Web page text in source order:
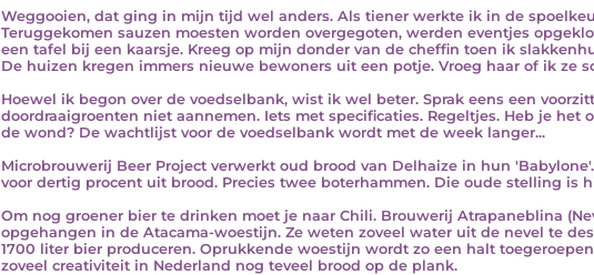
Weggooien, dat ging in mijn tijd wel anders. Als tiener werkte ik in de
Teruggekomen sauzen moesten worden overgegoten, werden eventjes
een tafel bij een kaarsje. Kreeg op mijn donder van de cheffin toen ik
De huizen kregen immers nieuwe bewoners uit een potje. Vroeg haar of ik ze
Hoewel ik begon over de voedselbank, wist ik wel beter. Sprak eens een
doordraaigroenten niet aannemen. Iets met specificaties. Regeltjes. Heb je het
de wond? De wachtlijst voor de voedselbank wordt met de week langer...
Microbrouwerij Beer Project verwerkt oud brood van Delhaize in hun
voor dertig procent uit brood. Precies twee boterhammen. Die oude stelling is
Om nog groener bier te drinken moet je naar Chili. Brouwerij Atrapaneblina
opgehangen in de Atacama-woestijn. Ze weten zoveel water uit de nevel te
1700 liter bier produceren. Oprukkende woestijn wordt zo een halt
zoveel creativiteit in Nederland nog teveel brood op de plank.